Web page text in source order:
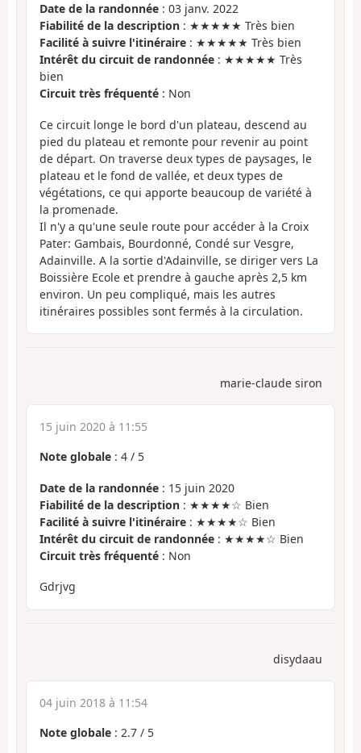
Date de la randonnée : 03 janv. 2022
Fiabilité de la description : ★★★★★ Très bien
Facilité à suivre l'itinéraire : ★★★★★ Très bien
Intérêt du circuit de randonnée : ★★★★★ Très
bien
Circuit très fréquenté : Non
Ce circuit longe le bord d'un plateau, descend au
pied du plateau et remonte pour revenir au point
de départ. On traverse deux types de paysages, le
plateau et le fond de vallée, et deux types de
végétations, ce qui apporte beaucoup de variété à
la promenade.
Il n'y a qu'une seule route pour accéder à la Croix
Pater: Gambais, Bourdonné, Condé sur Vesgre,
Adainville. A la sortie d'Adainville, se diriger vers La
Boissière Ecole et prendre à gauche après 2,5 km
environ. Un peu compliqué, mais les autres
itinéraires possibles sont fermés à la circulation.
marie-claude siron
15 juin 2020 à 11:55
Note globale : 4 / 5
Date de la randonnée : 15 juin 2020
Fiabilité de la description : ★★★★☆ Bien
Facilité à suivre l'itinéraire : ★★★★☆ Bien
Intérêt du circuit de randonnée : ★★★★☆ Bien
Circuit très fréquenté : Non
Gdrjvg
disydaau
04 juin 2018 à 11:54
Note globale : 2.7 / 5